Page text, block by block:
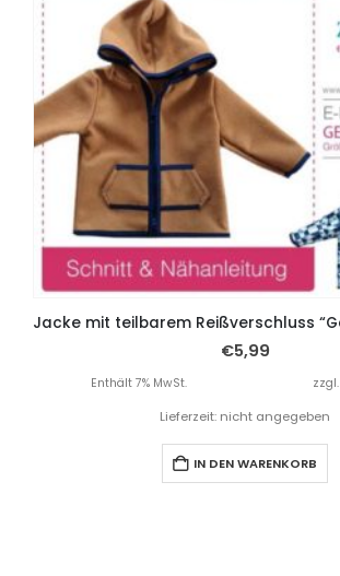
€5,99
Enthält 7% MwSt. zzgl.
Lieferzeit: nicht angegeben
IN DEN WARENKORB